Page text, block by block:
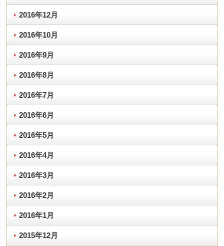
2016年12月
2016年10月
2016年9月
2016年8月
2016年7月
2016年6月
2016年5月
2016年4月
2016年3月
2016年2月
2016年1月
2015年12月